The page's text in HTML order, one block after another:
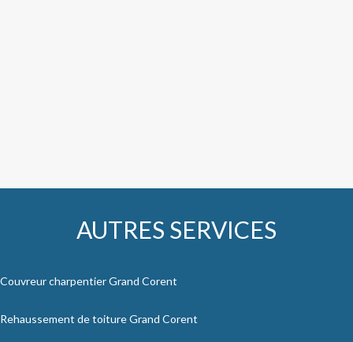
AUTRES SERVICES
Couvreur charpentier Grand Corent
Rehaussement de toiture Grand Corent